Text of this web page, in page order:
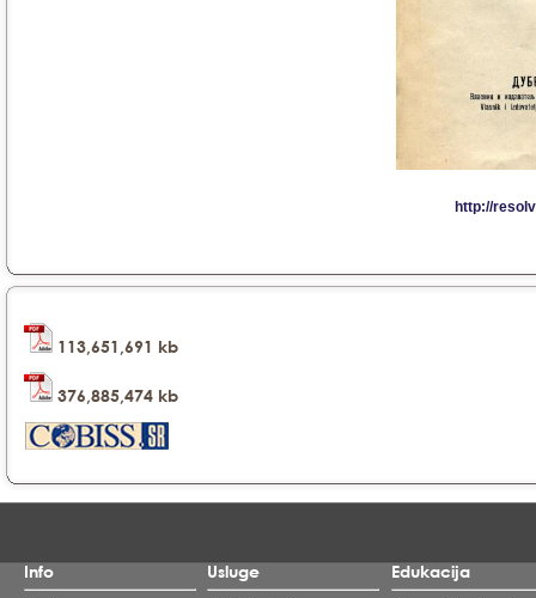
113,651,691 kb
376,885,474 kb
Info
Usluge
Edukacija